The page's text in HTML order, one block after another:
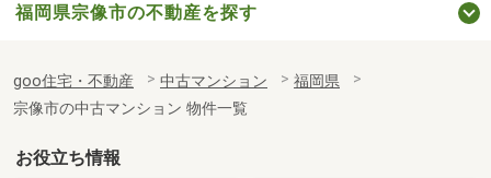
福岡県宗像市の不動産を探す
goo住宅・不動産 中古マンション
福岡県
宗像市の中古マンション 物件一覧
お役立ち情報